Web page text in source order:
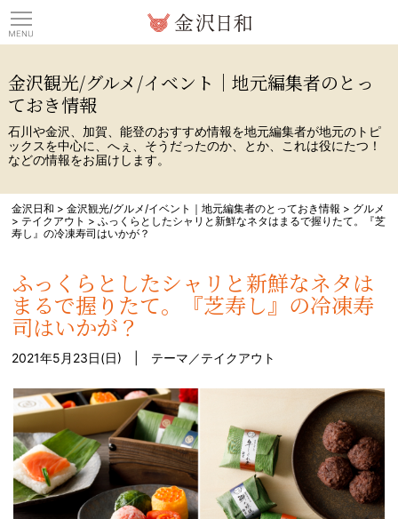
金沢観光/グルメ/イベント｜地元編集者のとっ
ておき情報
石川や金沢、加賀、能登のおすすめ情報を地元編集者が地元のトピ
ックスを中心に、へぇ、そうだったのか、とか、これは役にたつ！
などの情報をお届けします。
金沢日和 >金沢観光/グルメ/イベント｜地元編集者のとっておき情報 > グルメ
>テイクアウト >ふっくらとしたシャリと新鮮なネタはまるで握りたて。『芝
寿し』の冷凍寿司はいかが？
ふっくらとしたシャリと新鮮なネタは
まるで握りたて。『芝寿し』の冷凍寿
司はいかが？
2021年5月23日(日) | テーマ／テイクアウト